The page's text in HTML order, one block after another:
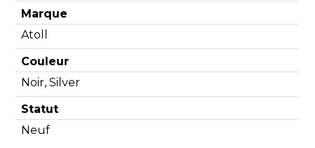
Marque
Atoll
Couleur
Noir, Silver
Statut
Neuf